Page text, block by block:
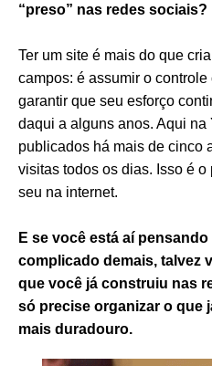
“preso” nas redes sociais?
Ter um site é mais do que
campos: é assumir o
garantir que seu esforço
daqui a alguns anos. Aqui na
publicados há mais de cinco
visitas todos os dias. Isso é
seu na internet.
E se você está aí
complicado demais, talvez
que você já construiu nas
só precise organizar o que
mais duradouro.